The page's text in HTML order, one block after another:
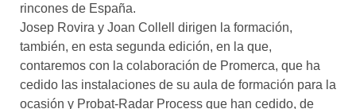
CONTACTO
¡queremos saber
rincones de España.
Josep Rovira y Joan Collell dirigen la formación,
también, en esta segunda edición, en la que,
contaremos con la colaboración de Promerca, que ha
cedido las instalaciones de su aula de formación para la
ocasión y Probat-Radar Process que han cedido, de